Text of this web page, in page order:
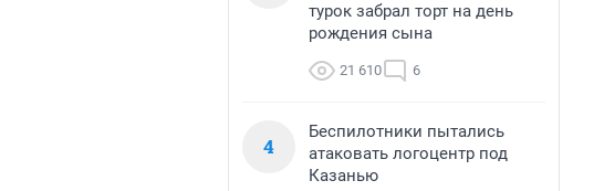
турок забрал торт на день
рождения сына
21 610 6
4
Беспилотники пытались
атаковать логоцентр под
Казанью